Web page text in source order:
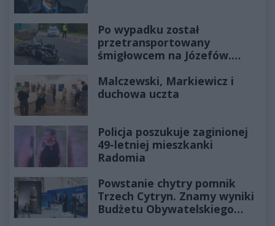
Po wypadku został
przetransportowany
śmigłowcem na Józefów.
Malczewski, Markiewicz i
duchowa uczta
Policja poszukuje zaginionej
49-letniej mieszkanki
Radomia
Powstanie chytry pomnik
Trzech Cytryn. Znamy wyniki
Budżetu Obywatelskiego